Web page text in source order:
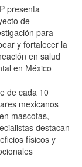
presenta
de
para
y fortalecer la
en salud
en México
de cada 10
mexicanos
mascotas,
destacan
físicos y